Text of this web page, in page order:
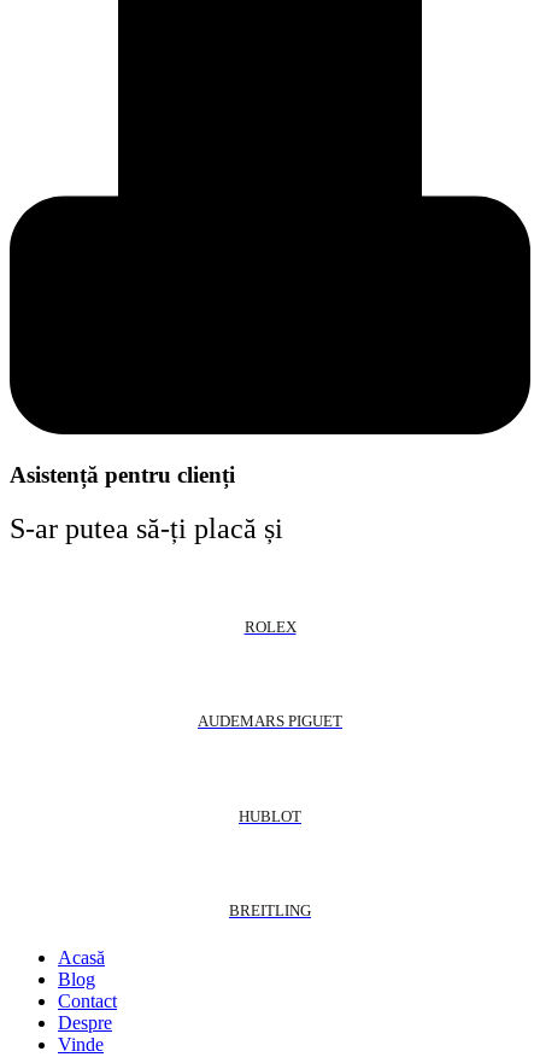
Asistență pentru clienți
S-ar putea să-ți placă și
ROLEX
AUDEMARS PIGUET
HUBLOT
BREITLING
Acasă
Blog
Contact
Despre
Vinde